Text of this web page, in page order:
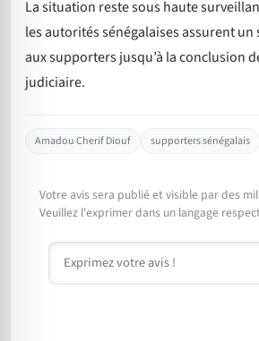
La situation reste sous haute
les autorités sénégalaises assurent
aux supporters jusqu’à la conclusion
judiciaire.
Amadou Cherif Diouf supporters sénégalais
Votre avis sera publié et visible par des
Veuillez l'exprimer dans un langage
Commentaire